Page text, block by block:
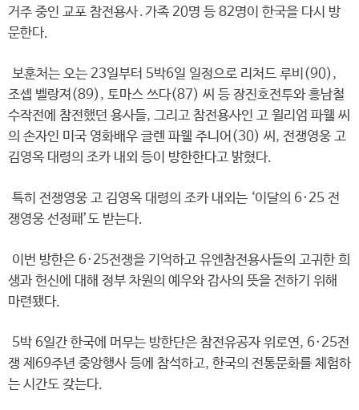
거주 중인 교포 참전용사․가족 20명 등 82명이 한국을 다시 방
문한다.
보훈처는 오는 23일부터 5박6일 일정으로 리처드 루비(90),
조셉 벨랑져(89), 토마스 쓰다(87) 씨 등 장진호전투와 흥남철
수작전에 참전했던 용사들, 그리고 참전용사인 고 윌리엄 파웰 씨
의 손자인 미국 영화배우 글렌 파웰 주니어(30) 씨, 전쟁영웅 고
김영옥 대령의 조카 내외 등이 방한한다고 밝혔다.
특히 전쟁영웅 고 김영옥 대령의 조카 내외는 ‘이달의 6·25 전
쟁영웅 선정패’도 받는다.
이번 방한은 6·25전쟁을 기억하고 유엔참전용사들의 고귀한 희
생과 헌신에 대해 정부 차원의 예우와 감사의 뜻을 전하기 위해
마련됐다.
5박 6일간 한국에 머무는 방한단은 참전유공자 위로연, 6·25전
쟁 제69주년 중앙행사 등에 참석하고, 한국의 전통문화를 체험하
는 시간도 갖는다.